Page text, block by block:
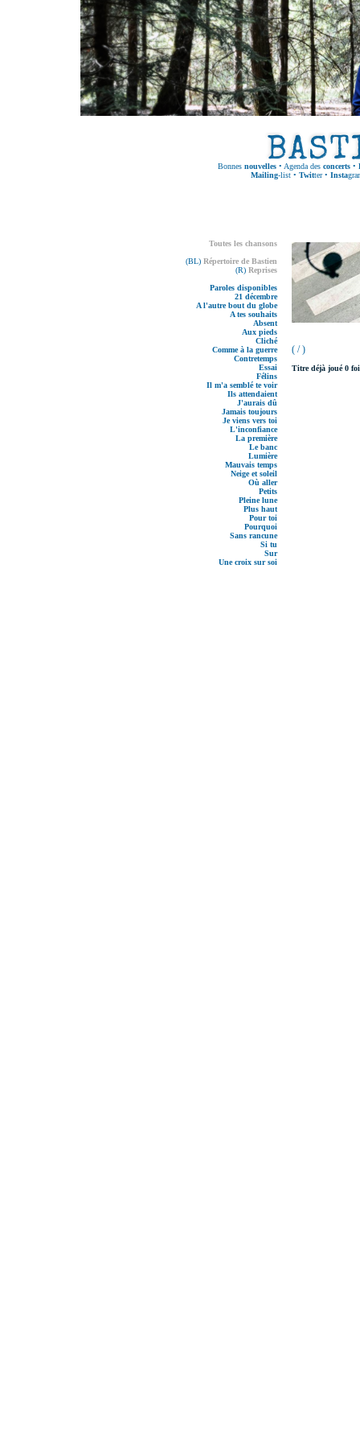
Bonnes nouvelles • Agenda des concerts •
Mailing-list• Twitter• Insta
Toutes les chansons
(BL) Répertoire de Bastien
(R) Reprises
Paroles disponibles
21 décembre
A l'autre bout du globe
A tes souhaits
Absent
Aux pieds
Cliché
Comme à la guerre
Contretemps
Essai
Félins
Il m'a semblé te voir
Ils attendaient
J'aurais dû
Jamais toujours
Je viens vers toi
L'inconfiance
La première
Le banc
Lumière
Mauvais temps
Neige et soleil
Où aller
Petits
Pleine lune
Plus haut
Pour toi
Pourquoi
Sans rancune
Si tu
Sur
Une croix sur soi
( / )
Titre déjà joué 0